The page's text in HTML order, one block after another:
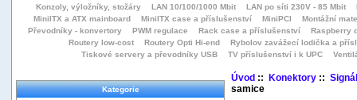
Konzoly, výložníky, stožáry
LAN 10/100/1000 Mbit LAN po síti 230V - 85 Mbit
MiniITX a ATX mainboard
MiniITX case a příslušenství MiniPCI
Montážní
Převodníky - konvertory
PWM regulace Rack case a příslušenství
Raspberry
Routery low-cost
Routery Opti Hi-end
Rybolov zavážecí lodička a přísl
Tiskové servery a převodníky USB
TV příslušenství i k UPC
Kategorie
Úvod:: Konektory::
samice